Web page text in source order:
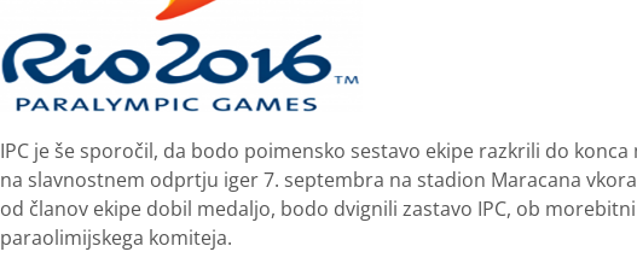
IPC je še sporočil, da bodo poimensko sestavo ekipe razkrili do konca
na slavnostnem odprtju iger 7. septembra na stadion Maracana
od članov ekipe dobil medaljo, bodo dvignili zastavo IPC, ob
paraolimijskega komiteja.